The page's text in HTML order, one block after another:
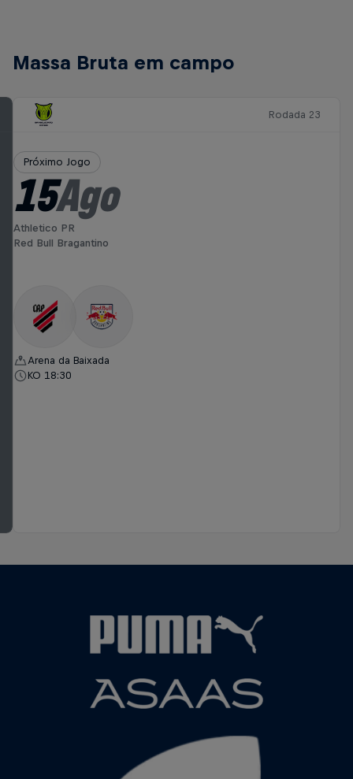
Massa Bruta em campo
Rodada 23
Próximo Jogo
15Ago
Athletico PR
Red Bull Bragantino
Arena da Baixada
KO 18:30